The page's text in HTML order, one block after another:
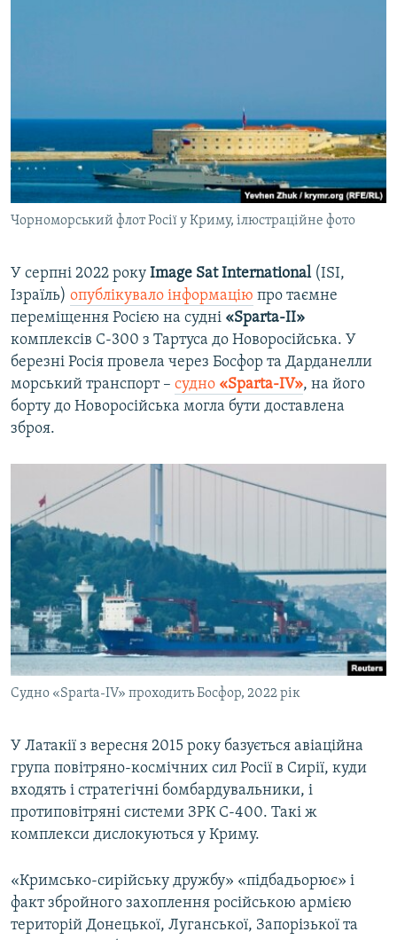
Чорноморський флот Росії у Криму, ілюстраційне фото
У серпні 2022 року Image Sat International(ISI,
Ізраїль) опублікувало інформацію про таємне
переміщення Росією на судні «Sparta-II»
комплексів С-300 з Тартуса до Новоросійська. У
березні Росія провела через Босфор та Дарданелли
морський транспорт – судно «Sparta-IV», на його
борту до Новоросійська могла бути доставлена
зброя.
Судно «Sparta-IV» проходить Босфор, 2022 рік
У Латакії з вересня 2015 року базується авіаційна
група повітряно-космічних сил Росії в Сирії, куди
входять і стратегічні бомбардувальники, і
протиповітряні системи ЗРК С-400. Такі ж
комплекси дислокуються у Криму.
«Кримсько-сирійську дружбу» «підбадьорює» і
факт збройного захоплення російською армією
територій Донецької, Луганської, Запорізької та